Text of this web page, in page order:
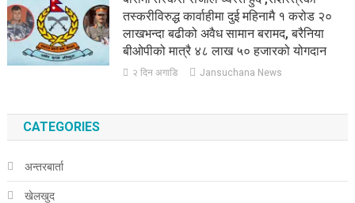
तस्करीविरुद्ध कार्वाहीमा दुई महिनामै १ करोड २०
लाखभन्दा बढीको अवैध सामान बरामद, बरैनिया
बीओपीको मात्रै ४८ लाख ५० हजारको योगदान
२ दिन अगाडि Jansuchana News
CATEGORIES
अन्तरबार्ता
खेलखुद